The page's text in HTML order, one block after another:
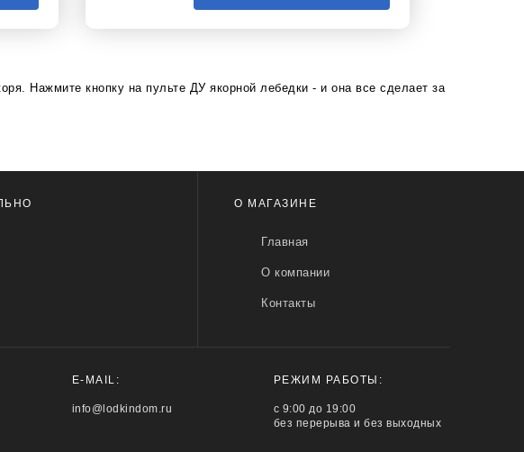
Нажмите кнопку на пульте ДУ якорной лебедки - и она все сделает за
О МАГАЗИНЕ
Главная
О компании
Контакты
E-MAIL:
info@lodkindom.ru
РЕЖИМ РАБОТЫ:
с 9:00 до 19:00
без перерыва и без выходных